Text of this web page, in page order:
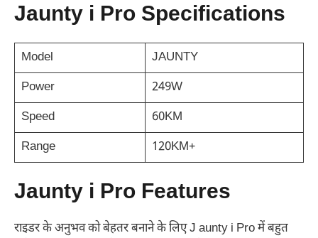
Jaunty i Pro Specifications
Model
JAUNTY
Power
249W
Speed
60KM
Range
120KM+
Jaunty i Pro Features
राइडर के अनुभव को बेहतर बनाने के लिए J aunty i Pro में बहुत